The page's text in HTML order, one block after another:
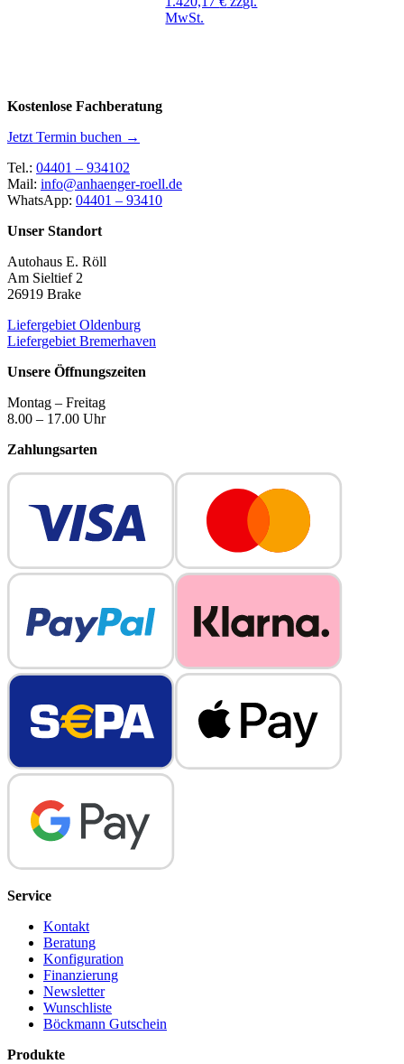
MwSt.
Kostenlose Fachberatung
Jetzt Termin buchen →
Tel.: 04401 – 934102
Mail: info@anhaenger-roell.de
WhatsApp: 04401 – 93410
Unser Standort
Autohaus E. Röll
Am Sieltief 2
26919 Brake
Liefergebiet Oldenburg
Liefergebiet Bremerhaven
Unsere Öffnungszeiten
Montag – Freitag
8.00 – 17.00 Uhr
Zahlungsarten
Service
Kontakt
Beratung
Konfiguration
Finanzierung
Newsletter
Wunschliste
Böckmann Gutschein
Produkte